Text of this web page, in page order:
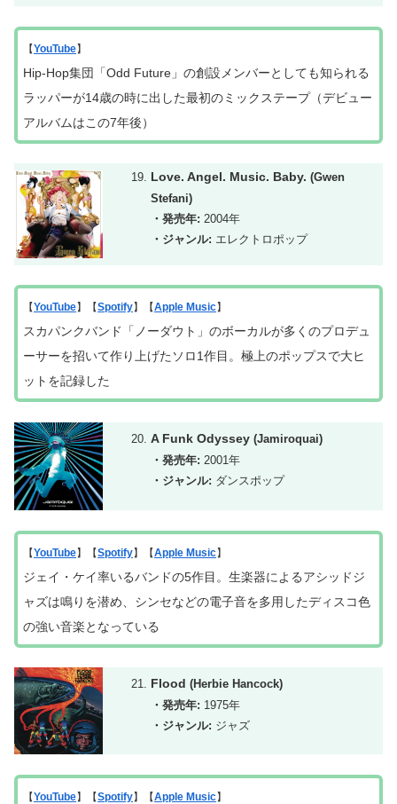
【YouTube】
Hip-Hop集団「Odd Future」の創設メンバーとしても知られる
ラッパーが14歳の時に出した最初のミックステープ（デビュー
アルバムはこの7年後）
Love. Angel. Music. Baby. (Gwen
Stefani)
・発売年: 2004年
・ジャンル: エレクトロポップ
【YouTube】【Spotify】【Apple Music】
スカパンクバンド「ノーダウト」のボーカルが多くのプロデュ
ーサーを招いて作り上げたソロ1作目。極上のポップスで大ヒ
ットを記録した
A Funk Odyssey(Jamiroquai)
・発売年: 2001年
・ジャンル: ダンスポップ
【YouTube】【Spotify】【Apple Music】
ジェイ・ケイ率いるバンドの5作目。生楽器によるアシッドジ
ャズは鳴りを潜め、シンセなどの電子音を多用したディスコ色
の強い音楽となっている
Flood (Herbie Hancock)
・発売年: 1975年
・ジャンル: ジャズ
【YouTube】【Spotify】【Apple Music】